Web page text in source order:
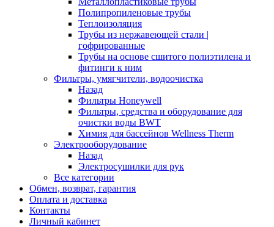
Полипропиленовые трубы
Теплоизоляция
Трубы из нержавеющей стали |
гофрированные
Трубы на основе сшитого полиэтилена и
фитинги к ним
Фильтры, умягчители, водоочистка
Назад
Фильтры Honeywell
Фильтры, средства и оборудование для
очистки воды BWT
Химия для бассейнов Wellness Therm
Электрооборудование
Назад
Электросушилки для рук
Все категории
Обмен, возврат, гарантия
Оплата и доставка
Контакты
Личный кабинет